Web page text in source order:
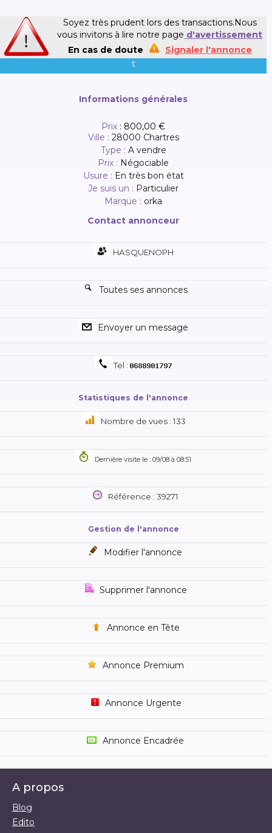
Soyez très prudent lors des transactions.Nous
vous invitons à lire notre page d'avertissement
En cas de doute
Signaler l'annonce
t
Informations générales
Prix : 800,00 €
Ville : 28000 Chartres
Type : A vendre
Prix : Négociable
Usure : En très bon état
Je suis un : Particulier
Marque : orka
Contact annonceur
HASQUENOPH
Toutes ses annonces
Envoyer un message
Tel :
Statistiques de l'annonce
Nombre de vues : 133
Dernière visite le : 09/08 à 08:51
Référence : 39271
Gestion de l'annonce
Modifier l'annonce
Supprimer l'annonce
Annonce en Tête
Annonce Premium
Annonce Urgente
Annonce Encadrée
A propos
Blog
Edito